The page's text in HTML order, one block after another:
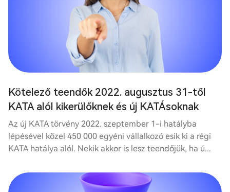
Kötelező teendők 2022. augusztus 31-től
KATA alól kikerülőknek és új KATÁsoknak
Az új KATA törvény 2022. szeptember 1-i hatályba
lépésével közel 450 000 egyéni vállalkozó esik ki a régi
KATA hatálya alól. Nekik akkor is lesz teendőjük, ha ú...